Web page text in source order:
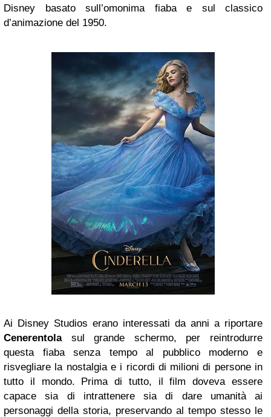
Disney basato sull’omonima fiaba e sul classico
d’animazione del 1950.
Ai Disney Studios erano interessati da anni a riportare
Cenerentolasul grande schermo, per reintrodurre
questa fiaba senza tempo al pubblico moderno e
risvegliare la nostalgia e i ricordi di milioni di persone in
tutto il mondo. Prima di tutto, il film doveva essere
capace sia di intrattenere sia di dare umanità ai
personaggi della storia, preservando al tempo stesso le